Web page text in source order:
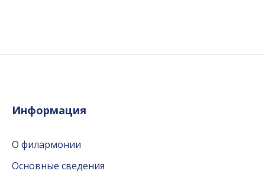
Информация
О филармонии
Основные сведения